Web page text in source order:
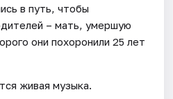
в путь, чтобы
– мать, умершую
они похоронили 25 лет
живая музыка.